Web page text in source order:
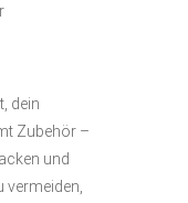
dein
Zubehör –
und
vermeiden,